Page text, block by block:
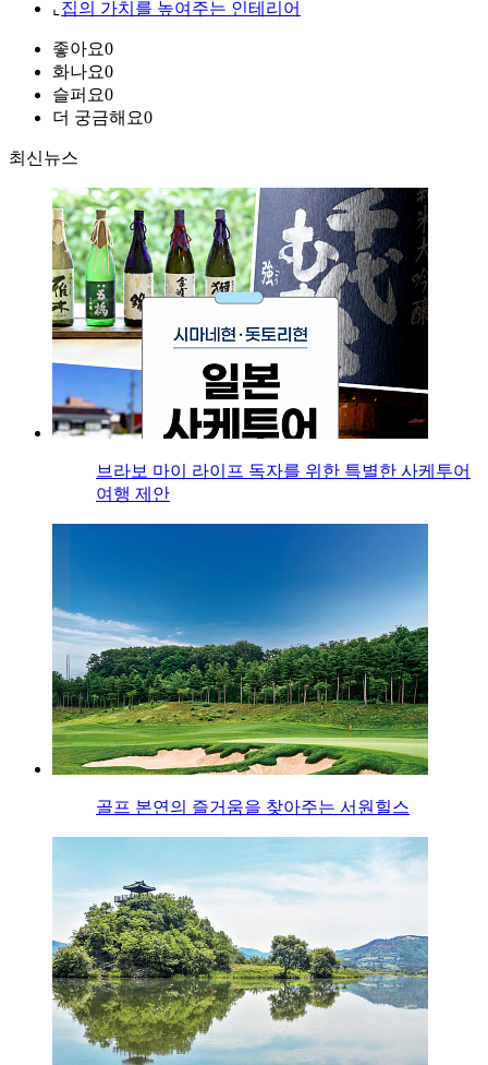
⌞ 집의 가치를 높여주는 인테리어
좋아요0
화나요0
슬퍼요0
더 궁금해요0
최신뉴스
브라보 마이 라이프 독자를 위한 특별한 사케투어
여행 제안
골프 본연의 즐거움을 찾아주는 서원힐스